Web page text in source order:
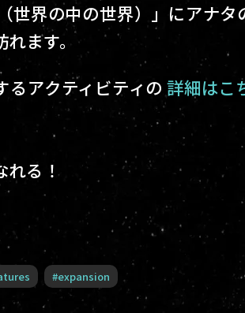
世界の中の世界）」にアナタ
れます。
るアクティビティの詳細はこ
れる！
#expansion